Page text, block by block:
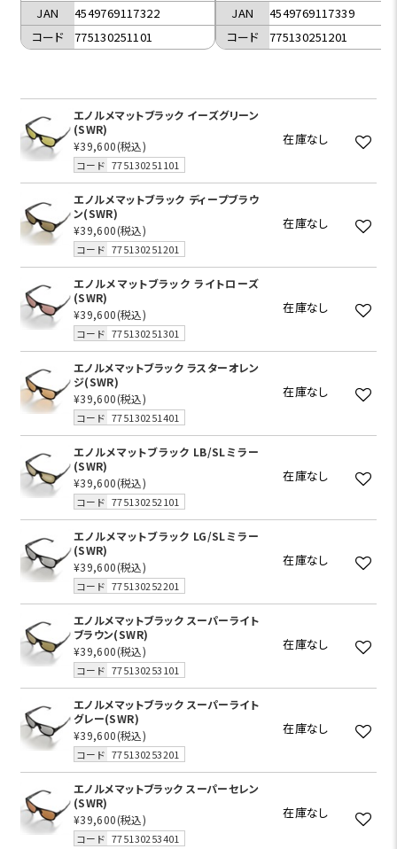
JAN
4549769117322
コード
775130251101
JAN
4549769117339
コード
775130251201
エノルメマットブラック イーズグリーン
(SWR)
¥39,600(税込)
コード 775130251101
在庫なし
エノルメマットブラック ディープブラウ
ン(SWR)
¥39,600(税込)
コード 775130251201
在庫なし
エノルメマットブラック ライトローズ
(SWR)
¥39,600(税込)
コード 775130251301
在庫なし
エノルメマットブラック ラスターオレン
ジ(SWR)
¥39,600(税込)
コード 775130251401
在庫なし
エノルメマットブラック LB/SLミラー
(SWR)
¥39,600(税込)
コード 775130252101
在庫なし
エノルメマットブラック LG/SLミラー
(SWR)
¥39,600(税込)
コード 775130252201
在庫なし
エノルメマットブラック スーパーライト
ブラウン(SWR)
¥39,600(税込)
コード 775130253101
在庫なし
エノルメマットブラック スーパーライト
グレー(SWR)
¥39,600(税込)
コード 775130253201
在庫なし
エノルメマットブラック スーパーセレン
(SWR)
¥39,600(税込)
コード 775130253401
在庫なし